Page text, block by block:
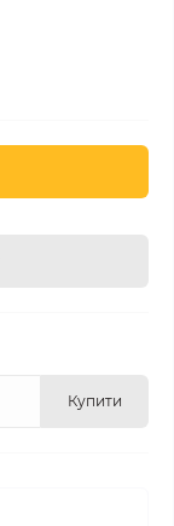
Купити